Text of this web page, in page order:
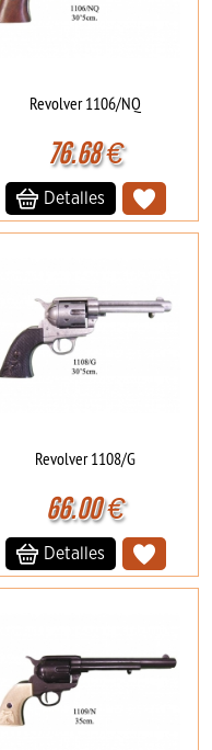
Revolver 1106/NQ
76.68€
Detalles
Revolver 1108/G
66.00€
Detalles